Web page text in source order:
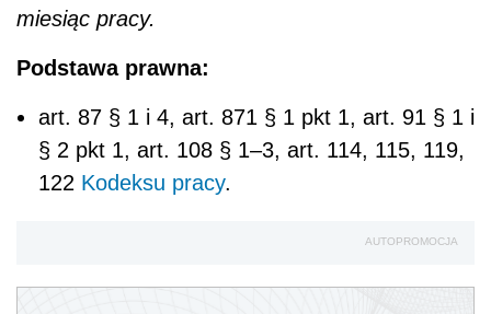
miesiąc pracy.
Podstawa prawna:
art. 87 § 1 i 4, art. 871 § 1 pkt 1, art. 91 § 1 i
§ 2 pkt 1, art. 108 § 1–3, art. 114, 115, 119,
122 Kodeksu pracy.
AUTOPROMOCJA